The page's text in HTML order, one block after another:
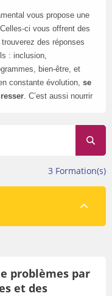
vous propose une
ci vous offrent des
des réponses
: inclusion,
bien-être, et
constante évolution, se
. C’est aussi nourrir
connaissance des
3 Formation(s)
problèmes par
et des